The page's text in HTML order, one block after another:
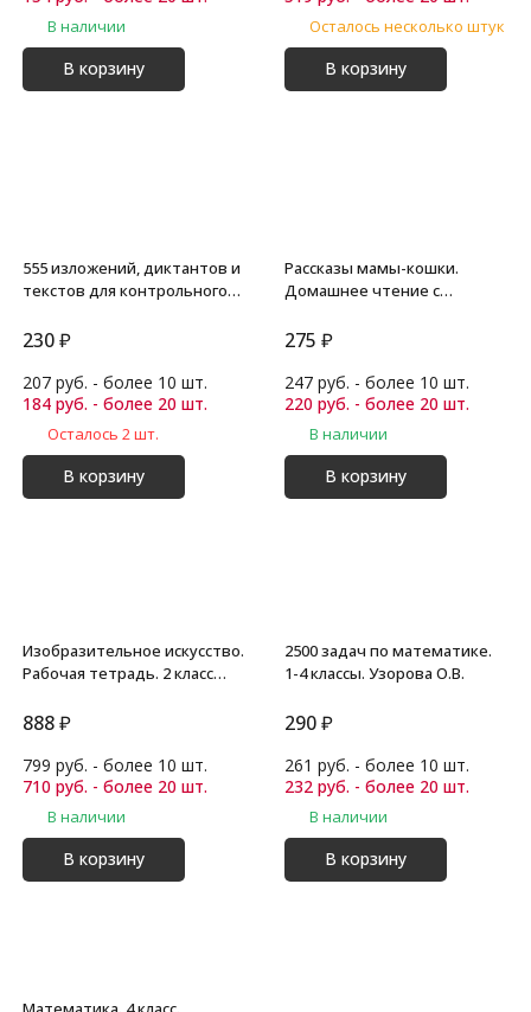
В наличии
В корзину
Осталось несколько штук
В корзину
555 изложений, диктантов и
текстов для контрольного
Узорова О.В.
230₽
207 руб. - более 10 шт.
184 руб. - более 20 шт.
Осталось 2 шт.
В корзину
Рассказы мамы-кошки.
Домашнее чтение с
Несбит Э.
275 ₽
247 руб. - более 10 шт.
220 руб. - более 20 шт.
В наличии
В корзину
Изобразительное искусство.
Рабочая тетрадь. 2 класс
888₽
799 руб. - более 10 шт.
710 руб. - более 20 шт.
В наличии
В корзину
2500 задач по математике.
1-4 классы. Узорова О.В.
290₽
261 руб. - более 10 шт.
232 руб. - более 20 шт.
В наличии
В корзину